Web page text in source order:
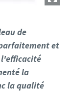
de
et
l'efficacité
la
la qualité